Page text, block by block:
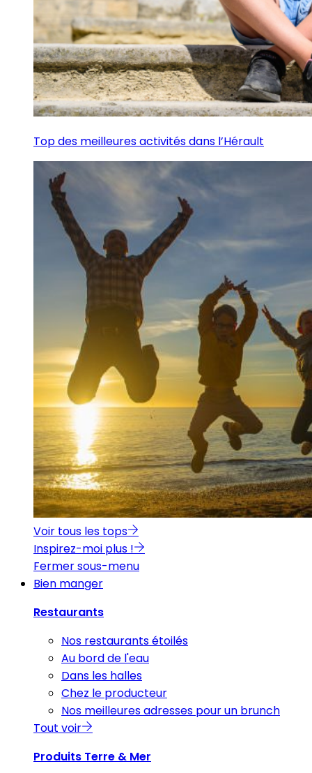
Top des meilleures activités dans l’Hérault
Voir tous les tops
Inspirez-moi plus !
Fermer sous-menu
Bien manger
Restaurants
Nos restaurants étoilés
Au bord de l'eau
Dans les halles
Chez le producteur
Nos meilleures adresses pour un brunch
Tout voir
Produits Terre & Mer